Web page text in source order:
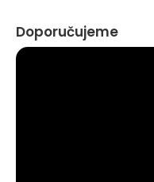
Doporučujeme